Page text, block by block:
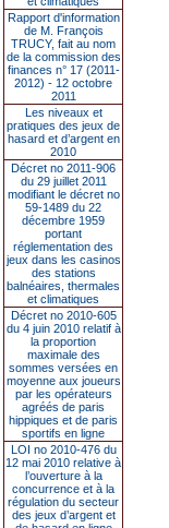
Rapport d'information
de M. François
TRUCY, fait au nom
de la commission des
finances n° 17 (2011-
2012) - 12 octobre
2011
Les niveaux et
pratiques des jeux de
hasard et d’argent en
2010
Décret no 2011-906
du 29 juillet 2011
modifiant le décret no
59-1489 du 22
décembre 1959
portant
réglementation des
jeux dans les casinos
des stations
balnéaires, thermales
et climatiques
Décret no 2010-605
du 4 juin 2010 relatif à
la proportion
maximale des
sommes versées en
moyenne aux joueurs
par les opérateurs
agréés de paris
hippiques et de paris
sportifs en ligne
LOI no 2010-476 du
12 mai 2010 relative à
l’ouverture à la
concurrence et à la
régulation du secteur
des jeux d’argent et